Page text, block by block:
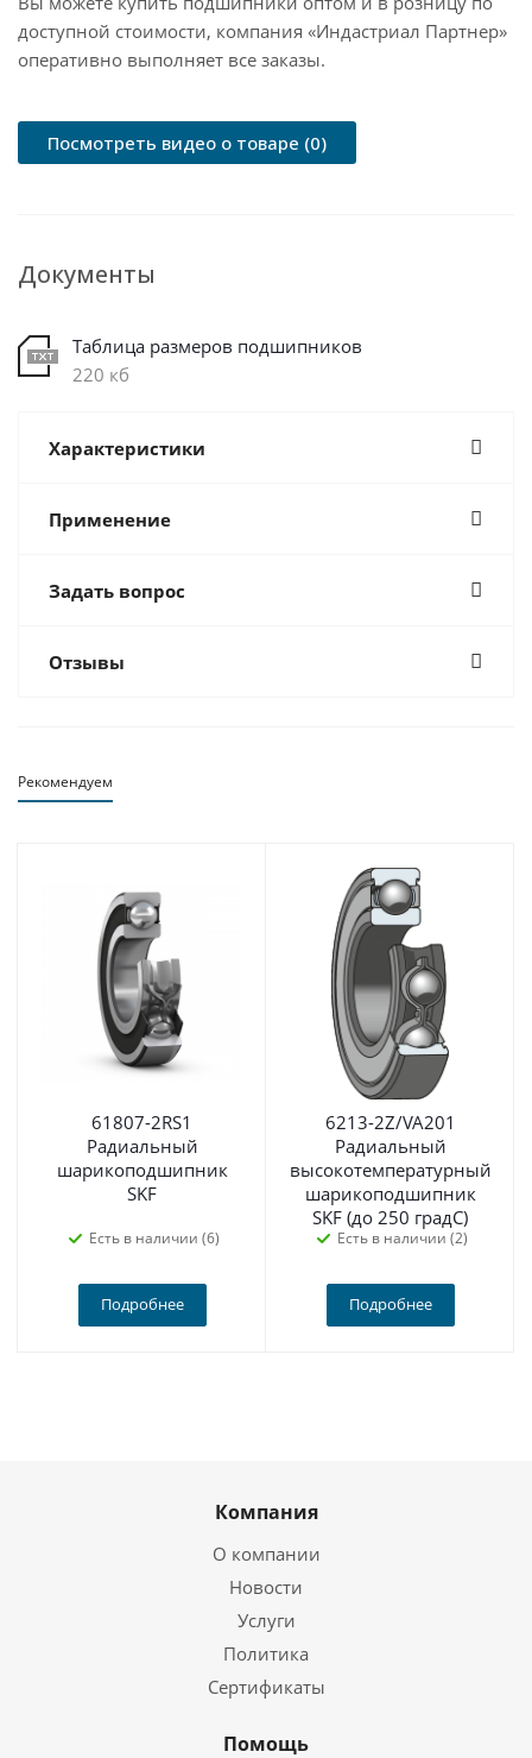
доступной стоимости, компания «Индастриал Партнер»
оперативно выполняет все заказы.
Посмотреть видео о товаре (0)
Документы
Таблица размеров подшипников
220 кб
Характеристики
Применение
Задать вопрос
Отзывы
Рекомендуем
61807-2RS1
Радиальный
шарикоподшипник
SKF
Есть в наличии (6)
Подробнее
6213-2Z/VA201
Радиальный
высокотемпературный
шарикоподшипник
SKF (до 250 градС)
Есть в наличии (2)
Подробнее
Компания
О компании
Новости
Услуги
Политика
Сертификаты
Помощь